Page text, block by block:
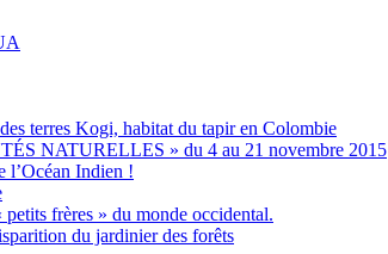
terres Kogi, habitat du tapir en Colombie
NATURELLES » du 4 au 21 novembre 2015
l’Océan Indien !
frères » du monde occidental.
du jardinier des forêts